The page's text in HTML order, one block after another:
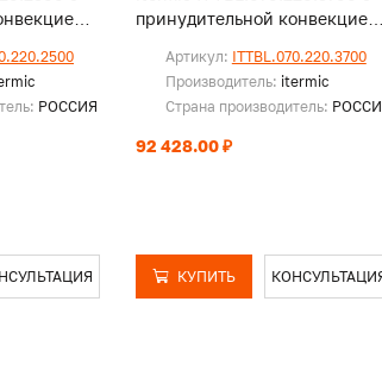
РОССИЯ
принудительной конвекцией,
Артикул: ITTBL.070.220.3700
Производитель: itermic
Страна производитель:
92 428.00 ₽
КУПИТЬ